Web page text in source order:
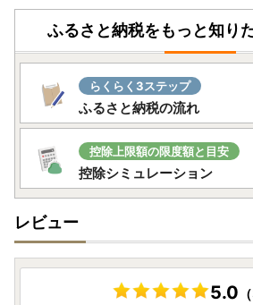
ふるさと納税をもっと知り
らくらく3ステップ
ふるさと納税の流れ
控除上限額の限度額と目安
控除シミュレーション
レビュー
5.0